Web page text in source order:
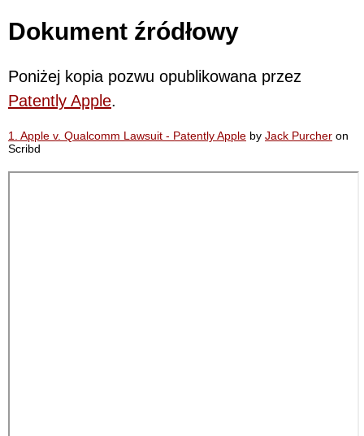
Dokument źródłowy
Poniżej kopia pozwu opublikowana przez
Patently Apple.
1. Apple v. Qualcomm Lawsuit - Patently Apple by Jack Purcher on
Scribd